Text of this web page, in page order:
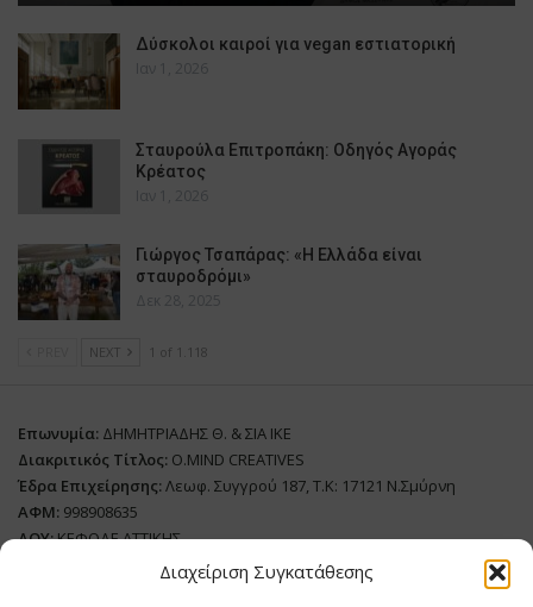
Διαχείριση Συγκατάθεσης
Δύσκολοι καιροί για vegan εστιατορική
Ιαν 1, 2026
Σταυρούλα Επιτροπάκη: Οδηγός Αγοράς
Κρέατος
Ιαν 1, 2026
Γιώργος Τσαπάρας: «Η Ελλάδα είναι
σταυροδρόμι»
Δεκ 28, 2025
NEXT 1 of 1.118
Επωνυμία: ΔΗΜΗΤΡΙΑΔΗΣ Θ. & ΣΙΑ ΙΚΕ
Διακριτικός Τίτλος: O.MIND CREATIVES
Έδρα Επιχείρησης:Λεωφ. Συγγρού 187, Τ.Κ: 17121 Ν.Σμύρνη
ΑΦΜ: 998908635
ΔΟΥ:ΚΕΦΟΔΕ ΑΤΤΙΚΗΣ
Όνομα Ιδιοκτήτη και Νόμιμο Πρόσωπο: Θεόδωρος Δημητριάδης